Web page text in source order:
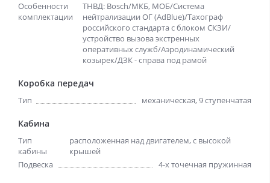
Особенности
комплектации
ТНВД: Bosch/МКБ, МОБ/Система
нейтрализации ОГ (AdBlue)/Тахограф
российского стандарта с блоком СКЗИ/
устройство вызова экстренных
оперативных служб/Аэродинамический
козырек/ДЗК - справа под рамой
Коробка передач
Тип механическая, 9 ступенчатая
Кабина
Тип
кабины
расположенная над двигателем, с высокой
крышей
Подвеска
4-х точечная пружинная